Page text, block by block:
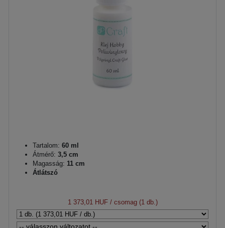
Tartalom: 60 ml
Átmérő: 3,5 cm
Magasság: 11 cm
Átlátszó
1 373,01 HUF/ csomag (1 db.)